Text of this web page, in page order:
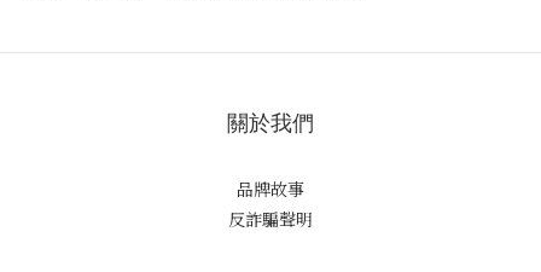
關於我們
品牌故事
反詐騙聲明